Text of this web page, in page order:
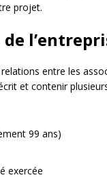
projet.
entre les
et contenir
99 ans)
exercée